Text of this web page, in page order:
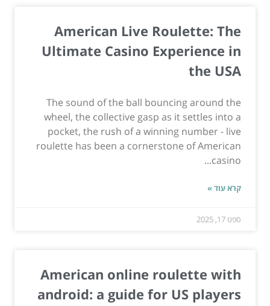
American Live Roulette: The
Ultimate Casino Experience in
the USA
The sound of the ball bouncing around the
wheel, the collective gasp as it settles into a
pocket, the rush of a winning number - live
roulette has been a cornerstone of American
casino...
קרא עוד »
ספט 17, 2025
American online roulette with
android: a guide for US players